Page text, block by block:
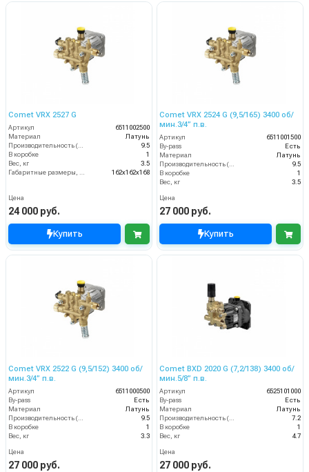
Comet VRX 2527 G
Артикул
6511002500
Материал
Латунь
Производительность (л/мин)
9.5
В коробке
1
Вес, кг
3.5
Габаритные размеры, мм
162x162x168
Цена
24 000 руб.
Купить
Comet VRX 2524 G (9,5/165) 3400 об/
мин.3/4” п.в.
Артикул
6511001500
By-pass
Есть
Материал
Латунь
Производительность (л/мин)
9.5
В коробке
1
Вес, кг
3.5
Цена
27 000 руб.
Купить
Comet VRX 2522 G (9,5/152) 3400 об/
мин.3/4” п.в.
Артикул
6511000500
By-pass
Есть
Материал
Латунь
Производительность (л/мин)
9.5
В коробке
1
Вес, кг
3.3
Цена
27 000 руб.
Comet BXD 2020 G (7,2/138) 3400 об/
мин.5/8” п.в.
Артикул
6525101000
By-pass
Есть
Материал
Латунь
Производительность (л/мин)
7.2
В коробке
1
Вес, кг
4.7
Цена
27 000 руб.